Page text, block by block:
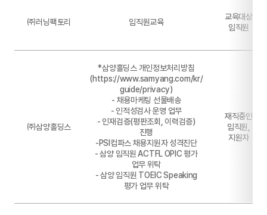
㈜러닝팩토리 임직원교육
교육대상
임직원
㈜삼양홀딩스
*삼양홀딩스 개인정보처리방침
(https://www.samyang.com/kr/
guide/privacy)
- 채용마케팅 선물배송
- 인적성검사 운영 업무
- 인재검증(평판조회, 이력검증)
진행
-PSI컴파스 채용지원자 성격진단
- 삼양 임직원 ACTFL OPIC 평가
업무 위탁
- 삼양 임직원 TOEIC Speaking
평가 업무 위탁
재직중인
임직원,
지원자